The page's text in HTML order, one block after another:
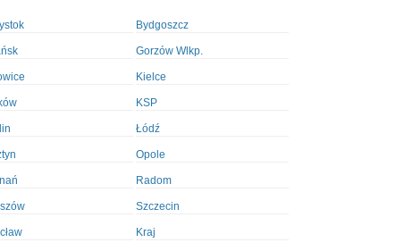
Bydgoszcz
Gorzów Wlkp.
Kielce
KSP
Łódź
Opole
Radom
Szczecin
Kraj